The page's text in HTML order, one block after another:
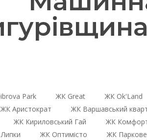
Park ЖК Great ЖК Ok'Land
ЖК Аристократ ЖК Варшавський
ЖК Кириловський Гай ЖК
ЖК Оптимісто ЖК